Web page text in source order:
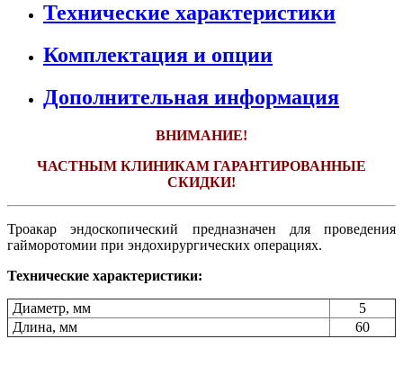
Технические характеристики
Комплектация и опции
Дополнительная информация
ВНИМАНИЕ!
ЧАСТНЫМ КЛИНИКАМ ГАРАНТИРОВАННЫЕ
СКИДКИ!
Троакар эндоскопический предназначен для проведения
гайморотомии при эндохирургических операциях.
Технические характеристики:
Диаметр, мм
5
Длина, мм
60